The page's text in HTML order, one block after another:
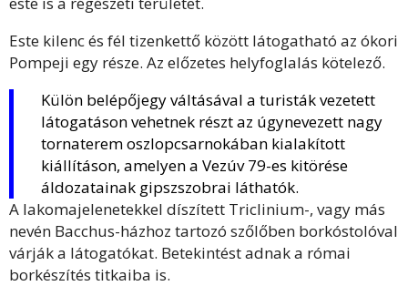
Este kilenc és fél tizenkettő között látogatható az ókori
Pompeji egy része. Az előzetes helyfoglalás kötelező.
Külön belépőjegy váltásával a turisták vezetett
látogatáson vehetnek részt az úgynevezett nagy
tornaterem oszlopcsarnokában kialakított
kiállításon, amelyen a Vezúv 79-es kitörése
áldozatainak gipszszobrai láthatók.
A lakomajelenetekkel díszített Triclinium-, vagy más
nevén Bacchus-házhoz tartozó szőlőben borkóstolóval
várják a látogatókat. Betekintést adnak a római
borkészítés titkaiba is.